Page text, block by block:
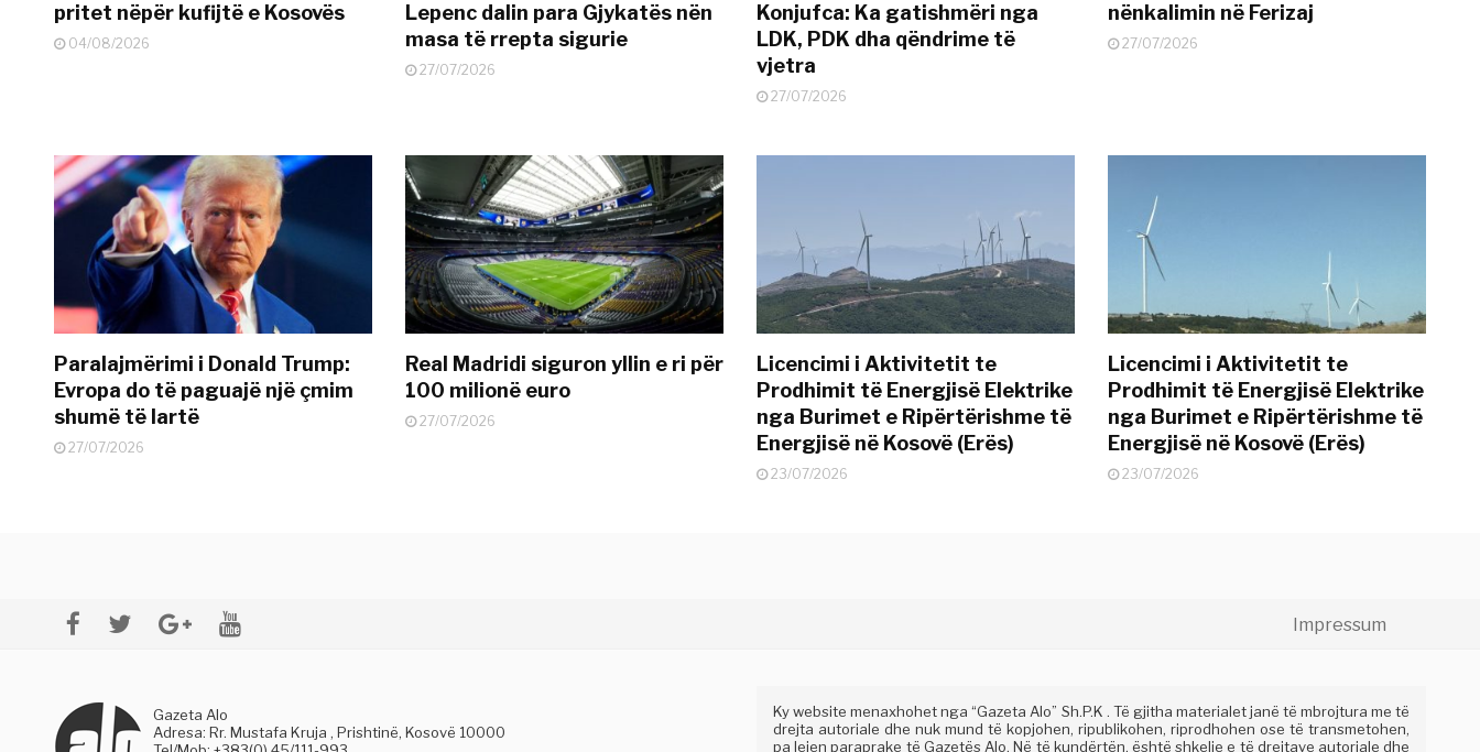
pritet nëpër kufijtë e Kosovës
04/08/2026
Lepenc dalin para Gjykatës nën
masa të rrepta sigurie
27/07/2026
Konjufca: Ka gatishmëri nga
LDK, PDK dha qëndrime të
vjetra
27/07/2026
nënkalimin në Ferizaj
27/07/2026
Paralajmërimi i Donald Trump:
Evropa do të paguajë një çmim
shumë të lartë
27/07/2026
Real Madridi siguron yllin e ri për
100 milionë euro
27/07/2026
Licencimi i Aktivitetit te
Prodhimit të Energjisë Elektrike
nga Burimet e Ripërtërishme të
Energjisë në Kosovë (Erës)
23/07/2026
Licencimi i Aktivitetit te
Prodhimit të Energjisë Elektrike
nga Burimet e Ripërtërishme të
Energjisë në Kosovë (Erës)
23/07/2026
Impressum
Gazeta Alo
Adresa: Rr. Mustafa Kruja , Prishtinë, Kosovë 10000
Ky website menaxhohet nga “Gazeta Alo” Sh.P.K . Të gjitha materialet janë të mbrojtura me të
drejta autoriale dhe nuk mund të kopjohen, ripublikohen, riprodhohen ose të transmetohen,
pa lejen paraprake të Gazetës Alo. Në të kundërtën, është shkelje e të drejtave autoriale dhe